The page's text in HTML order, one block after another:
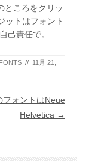
ところをクリッ
ットはフォント
己責任で。
FONTS //
11月 21,
フォントはNeue
Helvetica →